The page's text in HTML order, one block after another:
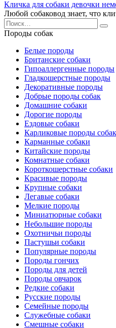
Кличка для собаки девочки
Любой собаковод знает, что
Search
for:
Породы собак
Белые породы
Британские собаки
Гипоаллергенные породы
Гладкошерстные породы
Декоративные породы
Добрые породы собак
Домашние собаки
Дорогие породы
Ездовые собаки
Карликовые породы собак
Карманные собаки
Китайские породы
Комнатные собаки
Короткошерстные собаки
Красивые породы
Крупные собаки
Легавые собаки
Мелкие породы
Миниатюрные собаки
Небольшие породы
Охотничьи породы
Пастушьи собаки
Популярные породы
Породы гончих
Породы для детей
Породы овчарок
Редкие собаки
Русские породы
Семейные породы
Служебные собаки
Смешные собаки